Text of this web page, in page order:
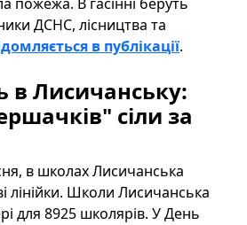
ДСНС, лісництва та
в публікації.
в Лисичанську:
сіли за
в школах Лисичанська
лінійки. Школи Лисичанська
для 8925 школярів. У День